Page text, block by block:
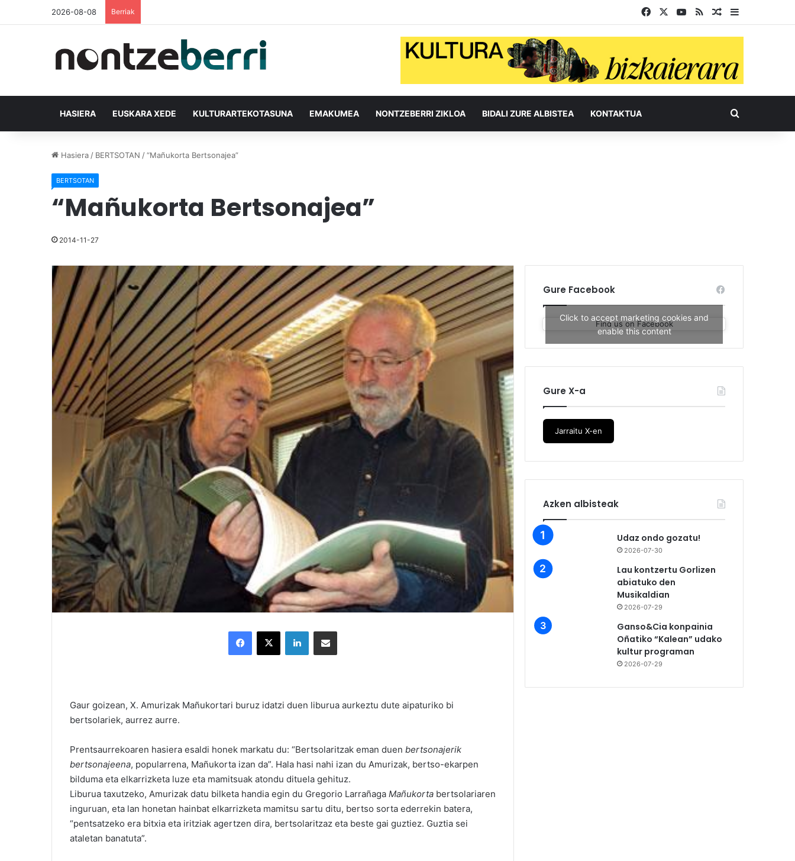
2026-08-08 Berriak Facebook YouTube
RSS Ausazko
HASIERA EUSKARA XEDE KULTURARTEKOTASUNA EMAKUMEA NONTZEBERRI ZIKLOA BIDALI ZURE ALBISTEA KONTAKTUA Bilatu
Hasiera / BERTSOTAN /“Mañukorta Bertsonajea”
BERTSOTAN
“Mañukorta Bertsonajea”
2014-11-27
Gaur goizean, X. Amurizak Mañukortari buruz idatzi duen liburua aurkeztu dute aipaturiko bi
bertsolariek, aurrez aurre.
Prentsaurrekoaren hasiera esaldi honek markatu du: “Bertsolaritzak eman duen bertsonajerik
bertsonajeena, popularrena, Mañukorta izan da”. Hala hasi nahi izan du Amurizak, bertso-ekarpen
bilduma eta elkarrizketa luze eta mamitsuak atondu dituela gehituz.
Liburua taxutzeko, Amurizak datu bilketa handia egin du Gregorio Larrañaga Mañukorta bertsolariaren
inguruan, eta lan honetan hainbat elkarrizketa mamitsu sartu ditu, bertso sorta ederrekin batera,
“pentsatzeko era bitxia eta iritziak agertzen dira, bertsolaritzaz eta beste gai guztiez. Guztia sei
ataletan banatuta”.
Gure Facebook
Find us on Facebook
Click to accept marketing cookies and
enable this content
Gure X-a
Jarraitu X-en
Azken albisteak
Udaz ondo gozatu!
2026-07-30
Lau kontzertu Gorlizen
abiatuko den
Musikaldian
2026-07-29
Ganso&Cia konpainia
Oñatiko “Kalean” udako
kultur programan
2026-07-29